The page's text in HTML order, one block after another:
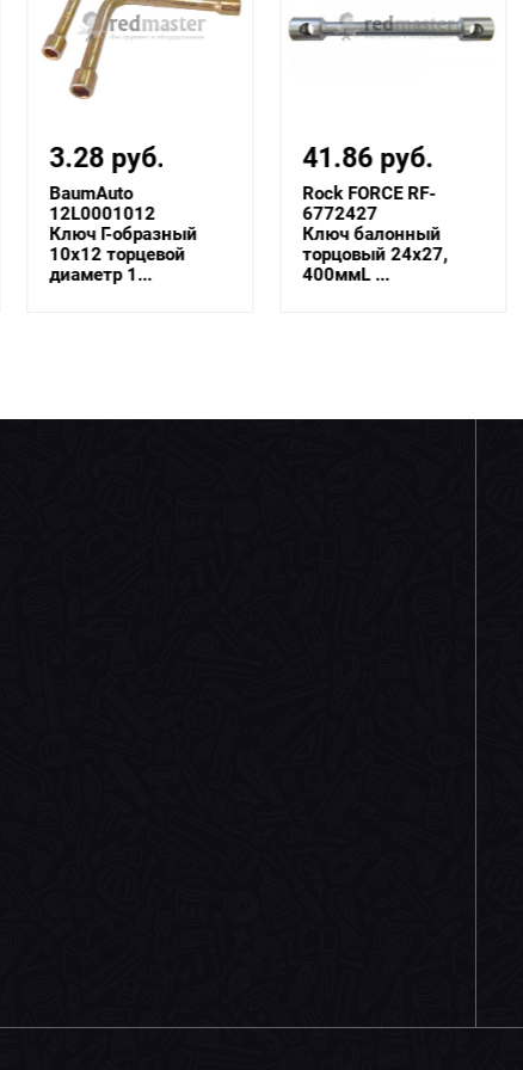
3.28 руб.
BaumAuto
12L0001012
Ключ Г-образный
10х12 торцевой
диаметр 1...
41.86 руб.
Rock FORCE RF-
6772427
Ключ балонный
торцовый 24x27,
400ммL ...